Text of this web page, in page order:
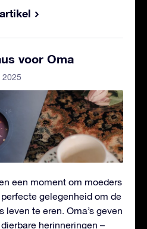
voor Oma
2025
een moment om moeders
gelegenheid om de
leven te eren. Oma’s geven
herinneringen –